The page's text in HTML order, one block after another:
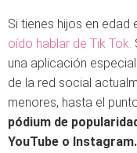
Si tienes hijos en
oído hablar de Tik Tok.
una aplicación
de la red social
menores, hasta el
pódium de
YouTube o Instagram.